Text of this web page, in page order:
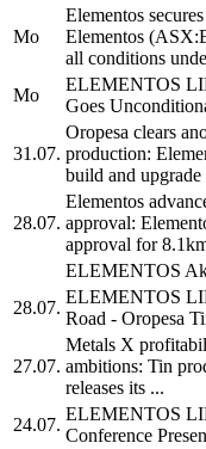
Mo
Elementos
Elementos
all conditions
Mo
ELEMENTOS
Goes
31.07.
Oropesa clears
production:
build and
28.07.
Elementos
approval:
approval for
ELEMENTOS
28.07.
ELEMENTOS
Road - Oropesa
27.07.
Metals X
ambitions: Tin
releases its ...
24.07.
ELEMENTOS
Conference